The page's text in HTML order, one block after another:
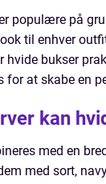
populære på
til enhver
hvide bukser
for at skabe en
kan
med en
med sort,